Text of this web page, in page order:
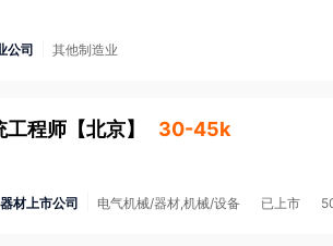
公司 其他制造业
工程师 【北京】 30-45k
材上市公司 电气机械/器材,机械/设备 已上市